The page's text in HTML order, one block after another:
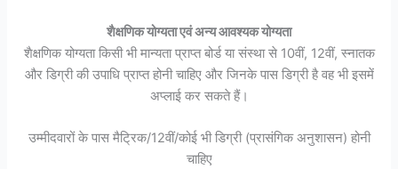
शैक्षणिक योग्यता एवं अन्य आवश्यक योग्यता
शैक्षणिक योग्यता किसी भी मान्यता प्राप्त बोर्ड या संस्था से 10वीं, 12वीं, स्नातक
और डिग्री की उपाधि प्राप्त होनी चाहिए और जिनके पास डिग्री है वह भी इसमें
अप्लाई कर सकते हैं।
उम्मीदवारों के पास मैट्रिक/12वीं/कोई भी डिग्री (प्रासंगिक अनुशासन) होनी
चाहिए